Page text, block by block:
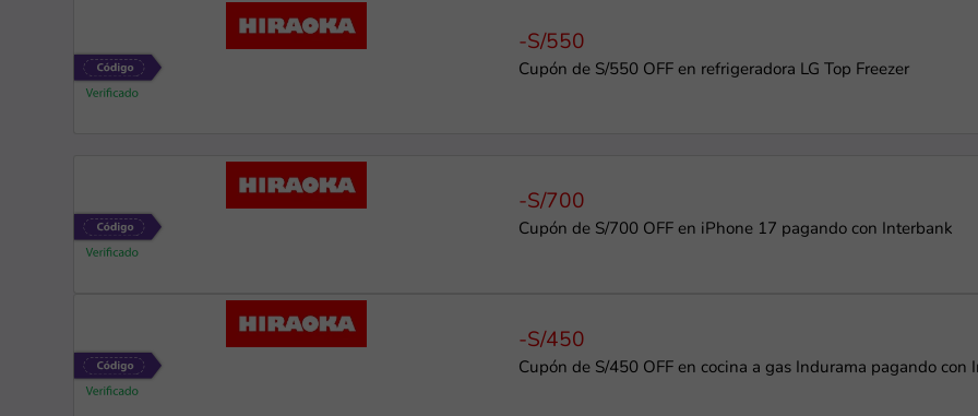
-S/550
Cupón de S/550 OFF en refrigeradora LG Top Freezer
-S/700
Cupón de S/700 OFF en iPhone 17 pagando con Interbank
-S/450
Cupón de S/450 OFF en cocina a gas Indurama pagando con